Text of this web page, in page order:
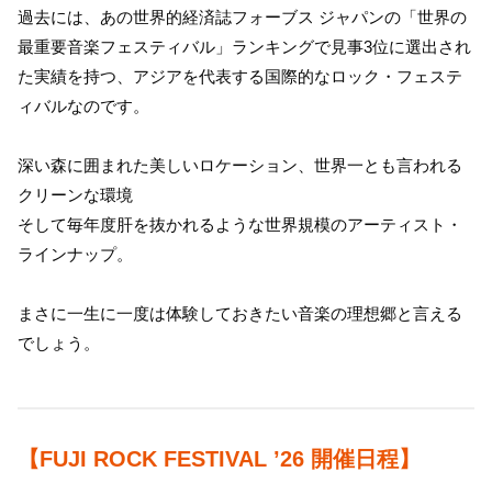
過去には、あの世界的経済誌フォーブス ジャパンの「世界の
最重要音楽フェスティバル」ランキングで見事3位に選出され
た実績を持つ、アジアを代表する国際的なロック・フェステ
ィバルなのです。
深い森に囲まれた美しいロケーション、世界一とも言われる
クリーンな環境
そして毎年度肝を抜かれるような世界規模のアーティスト・
ラインナップ。
まさに一生に一度は体験しておきたい音楽の理想郷と言える
でしょう。
【FUJI ROCK FESTIVAL ’26 開催日程】